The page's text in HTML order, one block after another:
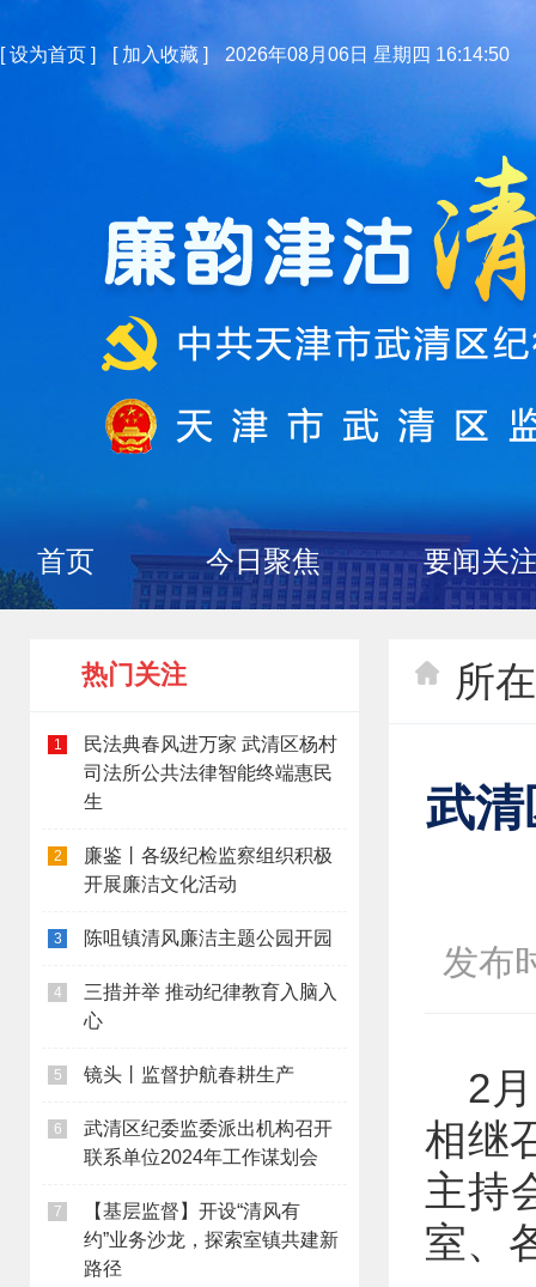
[设为首页 ] [ 加入收藏 ] 2026年08月06日 星期四 16:14:50
首页 今日聚焦 要闻关
热门关注
1
民法典春风进万家 武清区杨村
司法所公共法律智能终端惠民
生
2
廉鉴丨各级纪检监察组织积极
开展廉洁文化活动
3 陈咀镇清风廉洁主题公园开园
4
三措并举 推动纪律教育入脑入
心
5 镜头丨监督护航春耕生产
6
武清区纪委监委派出机构召开
联系单位2024年工作谋划会
7
【基层监督】开设“清风有
约”业务沙龙，探索室镇共建新
路径
所
武
发布
2
相继
主持
室、